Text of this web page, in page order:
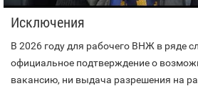
Исключения
В 2026 году для рабочего ВНЖ в ряде
официальное подтверждение о
вакансию, ни выдача разрешения на